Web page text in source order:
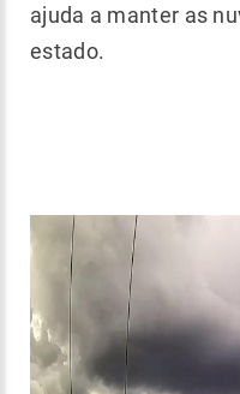
ajuda a manter as
estado.